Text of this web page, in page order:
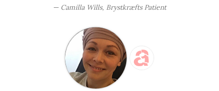
Camilla Wills, Brystkræfts Patient